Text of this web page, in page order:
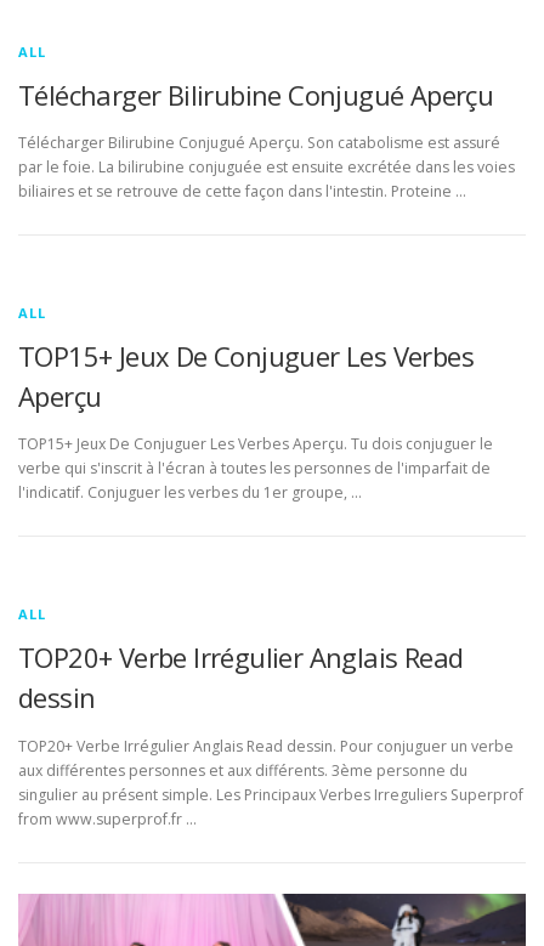
ALL
Télécharger Bilirubine Conjugué Aperçu
Télécharger Bilirubine Conjugué Aperçu. Son catabolisme est assuré
par le foie. La bilirubine conjuguée est ensuite excrétée dans les voies
biliaires et se retrouve de cette façon dans l'intestin. Proteine …
ALL
TOP15+ Jeux De Conjuguer Les Verbes
Aperçu
TOP15+ Jeux De Conjuguer Les Verbes Aperçu. Tu dois conjuguer le
verbe qui s'inscrit à l'écran à toutes les personnes de l'imparfait de
l'indicatif. Conjuguer les verbes du 1er groupe, …
ALL
TOP20+ Verbe Irrégulier Anglais Read
dessin
TOP20+ Verbe Irrégulier Anglais Read dessin. Pour conjuguer un verbe
aux différentes personnes et aux différents. 3ème personne du
singulier au présent simple. Les Principaux Verbes Irreguliers Superprof
from www.superprof.fr …